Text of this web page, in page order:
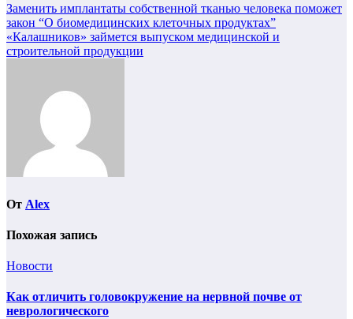
Навигация
по
записям
Заменить имплантаты собственной тканью человека поможет
закон “О биомедицинских клеточных продуктах”
«Калашников» займется выпуском медицинской и
строительной продукции
От Alex
Похожая запись
Новости
Как отличить головокружение на нервной почве от
неврологического